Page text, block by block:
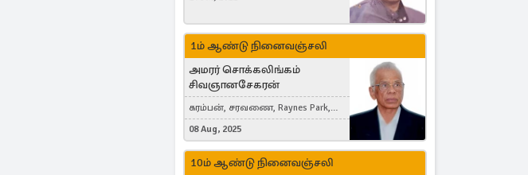
1ம் ஆண்டு நினைவஞ்சலி
அமரர் சொக்கலிங்கம்
சிவஞானசேகரன்
கரம்பன், சரவணை, Raynes Park,
London, United Kingdom
08 Aug, 2025
10ம் ஆண்டு நினைவஞ்சலி